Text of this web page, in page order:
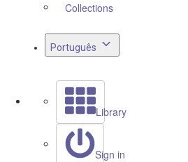
Collections
Português
Library
Sign in